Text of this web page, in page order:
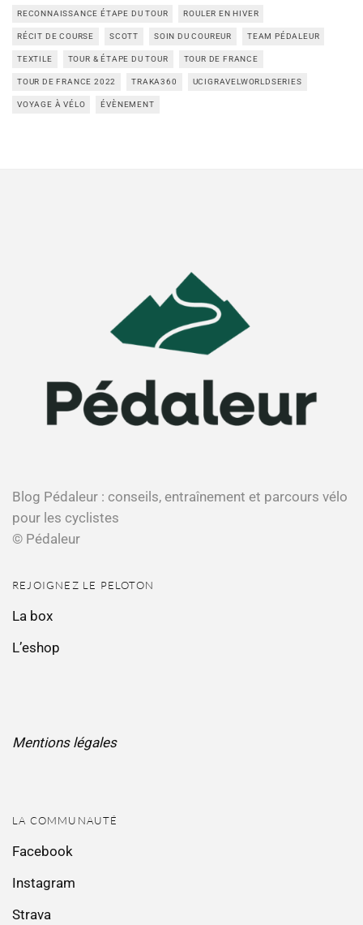
RECONNAISSANCE ÉTAPE DU TOUR ROULER EN HIVER
RÉCIT DE COURSE SCOTT SOIN DU COUREUR TEAM PÉDALEUR
TEXTILE TOUR & ÉTAPE DU TOUR TOUR DE FRANCE
TOUR DE FRANCE 2022 TRAKA360 UCIGRAVELWORLDSERIES
VOYAGE À VÉLO ÉVÈNEMENT
Blog Pédaleur : conseils, entraînement et parcours vélo
pour les cyclistes
© Pédaleur
REJOIGNEZ LE PELOTON
La box
L’eshop
Mentions légales
LA COMMUNAUTÉ
Facebook
Instagram
Strava